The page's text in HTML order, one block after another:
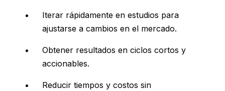
Iterar rápidamente en estudios para
ajustarse a cambios en el mercado.
Obtener resultados en ciclos cortos y
accionables.
Reducir tiempos y costos sin